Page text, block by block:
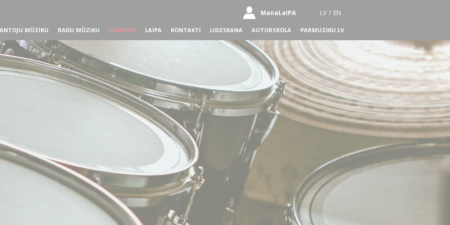
ManaLaIPA LV / EN
MŪZIKU RADU MŪZIKU JAUNUMI LAIPA KONTAKTI LIDZSKANA AUTORSKOLA PARMUZIKU.LV